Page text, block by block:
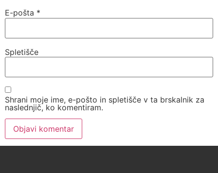
E-pošta *
Spletišče
Shrani moje ime, e-pošto in spletišče v ta brskalnik za
naslednjič, ko komentiram.